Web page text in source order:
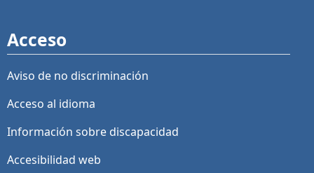
Acceso
Aviso de no discriminación
Acceso al idioma
Información sobre discapacidad
Accesibilidad web